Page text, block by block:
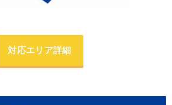
対応エリア詳細